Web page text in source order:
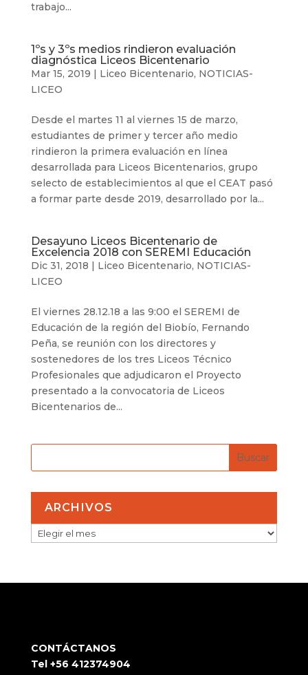
trabajo...
1ºs y 3ºs medios rindieron evaluación
diagnóstica Liceos Bicentenario
Mar 15, 2019 | Liceo Bicentenario, NOTICIAS-
LICEO
Desde el martes 11 al viernes 15 de marzo,
estudiantes de primer y tercer año medio
rindieron la primera evaluación en línea
desarrollada para Liceos Bicentenarios, grupo
selecto de establecimientos al que el CEAT pasó
a formar parte desde 2019, desarrollado por la...
Desayuno Liceos Bicentenario de
Excelencia 2018 con SEREMI Educación
Dic 31, 2018 | Liceo Bicentenario, NOTICIAS-
LICEO
El viernes 28.12.18 a las 9:00 el SEREMI de
Educación de la región del Biobío, Fernando
Peña, se reunión con los directores y
sostenedores de los tres Liceos Técnico
Profesionales que adjudicaron el Proyecto
presentado a la convocatoria de Liceos
Bicentenarios de...
ARCHIVOS
ARCHIVOS
CONTÁCTANOS
Tel +56 412374904